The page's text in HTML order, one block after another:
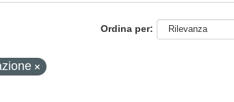
Ordina per